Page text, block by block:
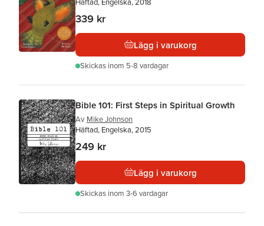
339 kr
Lägg i varukorg
Skickas inom 5-8 vardagar
Bible 101: First Steps in Spiritual Growth
Av Mike Johnson
Häftad, Engelska, 2015
249 kr
Lägg i varukorg
Skickas inom 3-6 vardagar